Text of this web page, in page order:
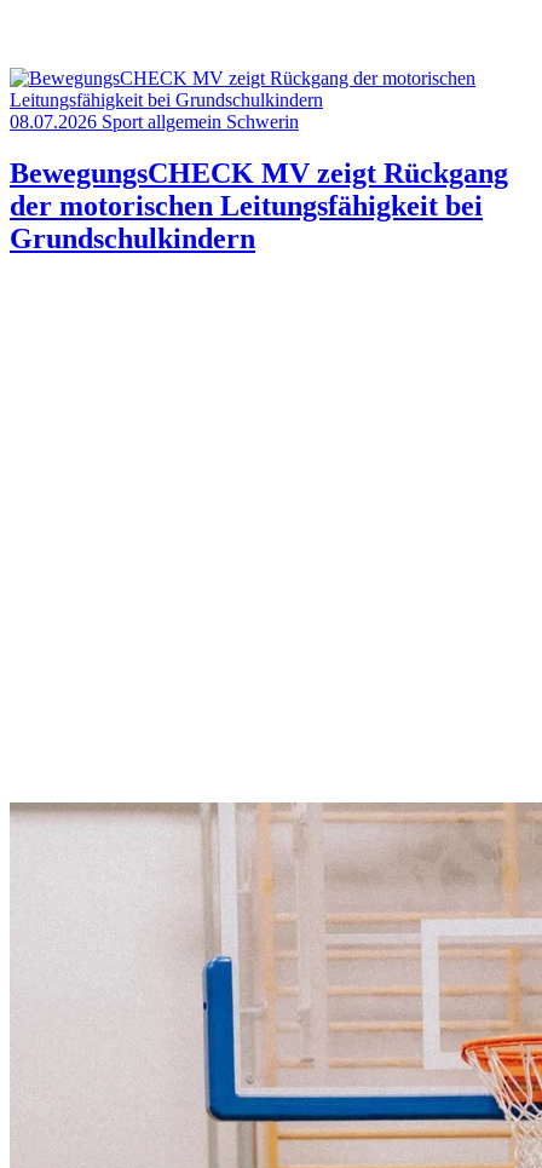
08.07.2026 Sport allgemein Schwerin
BewegungsCHECK MV zeigt Rückgang
der motorischen Leitungsfähigkeit bei
Grundschulkindern